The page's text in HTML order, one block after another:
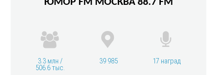
3.3 млн /
506.6 тыс.
39 985 17 наград